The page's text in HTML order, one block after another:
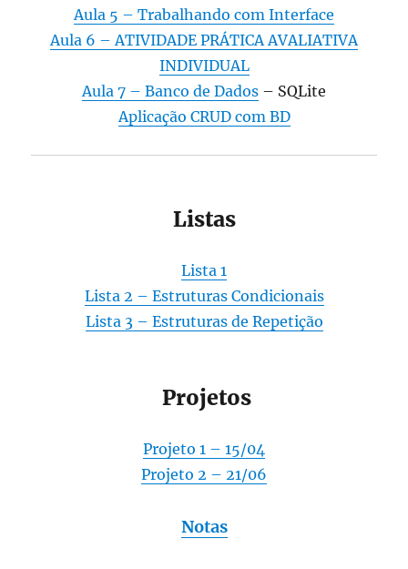
Aula 5 – Trabalhando com Interface
Aula 6 – ATIVIDADE PRÁTICA AVALIATIVA
INDIVIDUAL
Aula 7 – Banco de Dados – SQLite
Aplicação CRUD com BD
Listas
Lista 1
Lista 2 – Estruturas Condicionais
Lista 3 – Estruturas de Repetição
Projetos
Projeto 1 – 15/04
Projeto 2 – 21/06
Notas